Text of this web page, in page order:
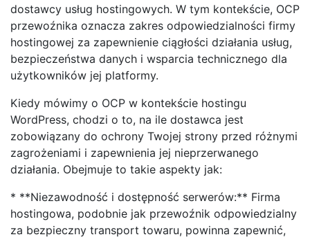
dostawcy usług hostingowych. W tym kontekście, OCP
przewoźnika oznacza zakres odpowiedzialności firmy
hostingowej za zapewnienie ciągłości działania usług,
bezpieczeństwa danych i wsparcia technicznego dla
użytkowników jej platformy.
Kiedy mówimy o OCP w kontekście hostingu
WordPress, chodzi o to, na ile dostawca jest
zobowiązany do ochrony Twojej strony przed różnymi
zagrożeniami i zapewnienia jej nieprzerwanego
działania. Obejmuje to takie aspekty jak:
* **Niezawodność i dostępność serwerów:** Firma
hostingowa, podobnie jak przewoźnik odpowiedzialny
za bezpieczny transport towaru, powinna zapewnić,